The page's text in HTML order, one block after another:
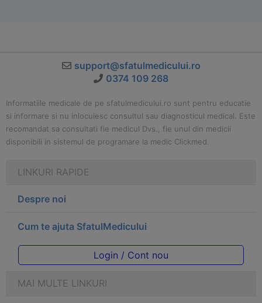
support@sfatulmedicului.ro
0374 109 268
Informatiile medicale de pe sfatulmedicului.ro sunt pentru educatie
si informare si nu inlocuiesc consultul sau diagnosticul medical. Este
recomandat sa consultati fie medicul Dvs., fie unul din medicii
disponibili in sistemul de programare la medic Clickmed.
LINKURI RAPIDE
Despre noi
Cum te ajuta SfatulMedicului
Login / Cont nou
MAI MULTE LINKURI